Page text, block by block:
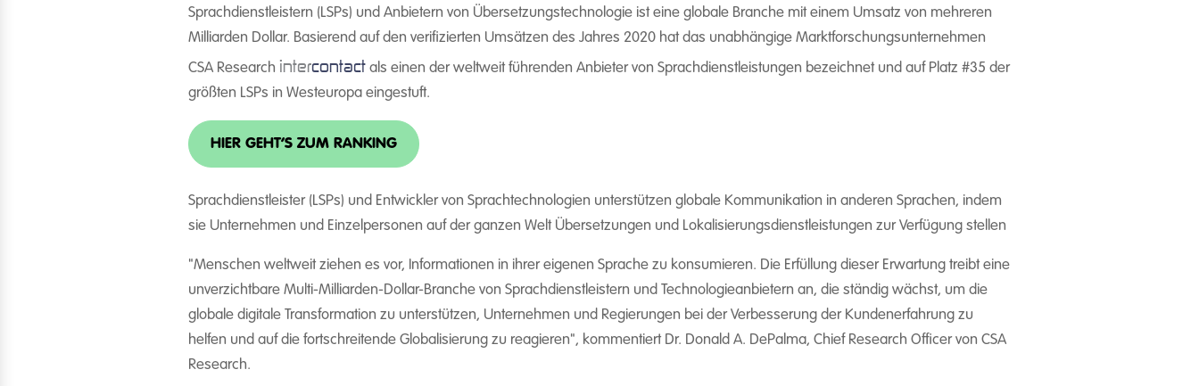
Sprachdienstleistern (LSPs) und Anbietern von Übersetzungstechnologie ist eine globale Branche mit einem Umsatz von mehreren
Milliarden Dollar. Basierend auf den verifizierten Umsätzen des Jahres 2020 hat das unabhängige Marktforschungsunternehmen
CSA Research intercontact als einen der weltweit führenden Anbieter von Sprachdienstleistungen bezeichnet und auf Platz #35 der
größten LSPs in Westeuropa eingestuft.
HIER GEHT’S ZUM RANKING
Sprachdienstleister (LSPs) und Entwickler von Sprachtechnologien unterstützen globale Kommunikation in anderen Sprachen, indem
sie Unternehmen und Einzelpersonen auf der ganzen Welt Übersetzungen und Lokalisierungsdienstleistungen zur Verfügung stellen
"Menschen weltweit ziehen es vor, Informationen in ihrer eigenen Sprache zu konsumieren. Die Erfüllung dieser Erwartung treibt eine
unverzichtbare Multi-Milliarden-Dollar-Branche von Sprachdienstleistern und Technologieanbietern an, die ständig wächst, um die
globale digitale Transformation zu unterstützen, Unternehmen und Regierungen bei der Verbesserung der Kundenerfahrung zu
helfen und auf die fortschreitende Globalisierung zu reagieren", kommentiert Dr. Donald A. DePalma, Chief Research Officer von CSA
Research.